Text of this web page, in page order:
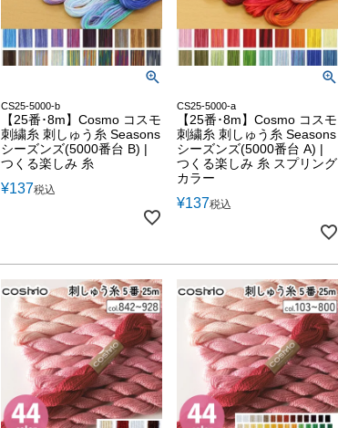
CS25-5000-b
【25番･8m】Cosmo コスモ
刺繍糸 刺しゅう糸 Seasons
シーズンズ(5000番台 B) |
つくる楽しみ 糸
¥137税込
CS25-5000-a
【25番･8m】Cosmo コスモ
刺繍糸 刺しゅう糸 Seasons
シーズンズ(5000番台 A) |
つくる楽しみ 糸 スプリング
カラー
¥137税込